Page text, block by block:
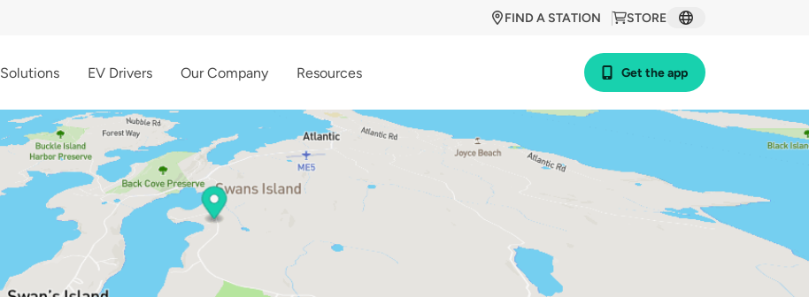
STORE
FIND A STATION
EV Drivers Our Company Resources Get the app